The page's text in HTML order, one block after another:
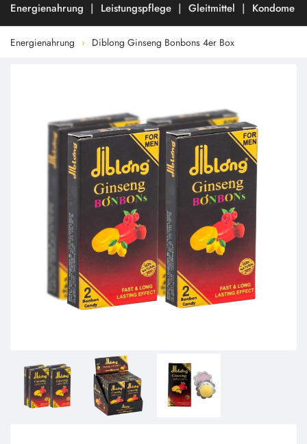
Energienahrung Leistungspflege Gleitmittel Kondome
Energienahrung Diblong Ginseng Bonbons 4er Box